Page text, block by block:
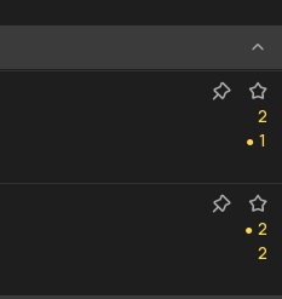
2
2
●
1
1
●
2
2
2
2